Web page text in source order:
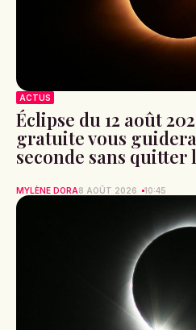
ACTUS
Éclipse du 12 août
gratuite vous
seconde sans quitter
MYLÈNE DORA8 AOÛT 2026 10:45